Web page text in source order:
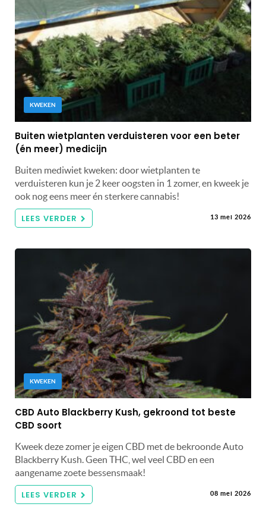
KWEKEN
Buiten wietplanten verduisteren voor een beter
(én meer) medicijn
Buiten mediwiet kweken: door wietplanten te
verduisteren kun je 2 keer oogsten in 1 zomer, en kweek je
ook nog eens meer én sterkere cannabis!
LEES VERDER 13 mei 2026
KWEKEN
CBD Auto Blackberry Kush, gekroond tot beste
CBD soort
Kweek deze zomer je eigen CBD met de bekroonde Auto
Blackberry Kush. Geen THC, wel veel CBD en een
aangename zoete bessensmaak!
LEES VERDER 08 mei 2026